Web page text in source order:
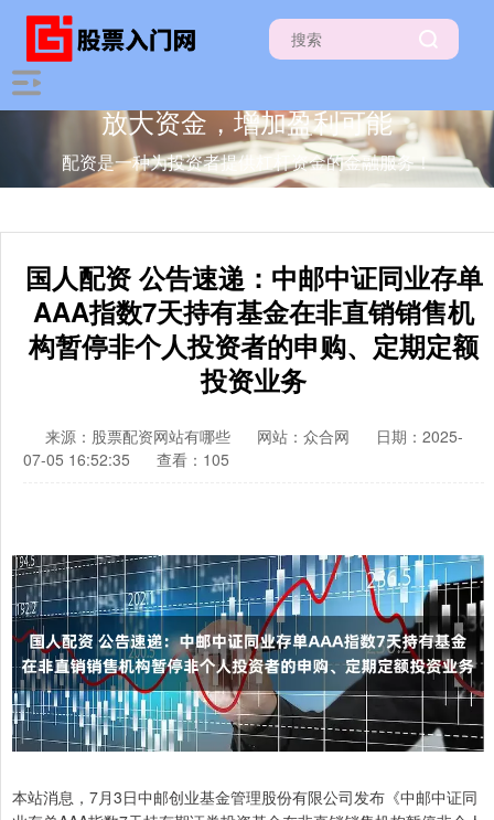
放大资金，增加盈利可能
配资是一种为投资者提供杠杆资金的金融服务！
国人配资 公告速递：中邮中证同业存单
AAA指数7天持有基金在非直销销售机
构暂停非个人投资者的申购、定期定额
投资业务
来源：股票配资网站有哪些 网站：众合网
日期：2025-
07-05 16:52:35
查看：105
本站消息，7月3日中邮创业基金管理股份有限公司发布《中邮中证同